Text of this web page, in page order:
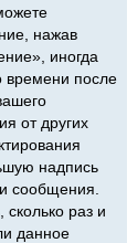
нажав
иногда
времени после
от других
надпись
сообщения.
сколько раз и
данное